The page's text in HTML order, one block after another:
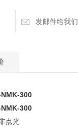
驱动方式 蜗轮、蜗
发邮件给我
300
300
点光